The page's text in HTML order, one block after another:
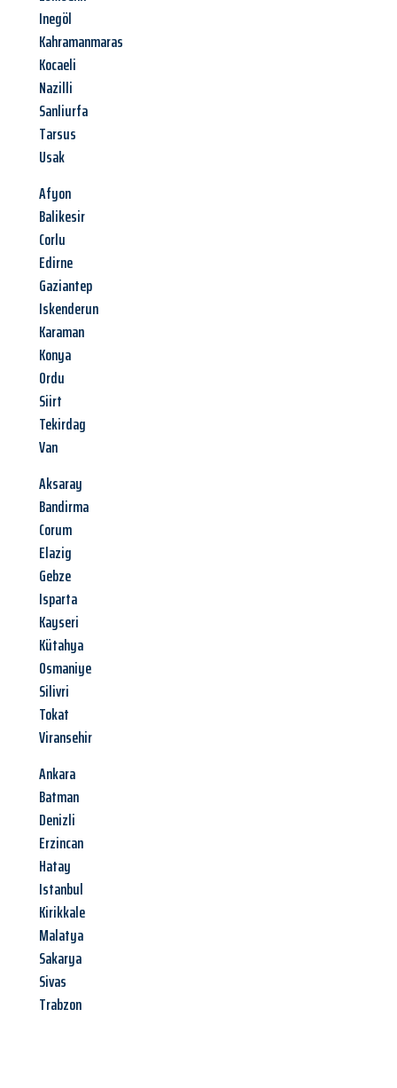
Inegöl
Kahramanmaras
Kocaeli
Nazilli
Sanliurfa
Tarsus
Usak
Afyon
Balikesir
Corlu
Edirne
Gaziantep
Iskenderun
Karaman
Konya
Ordu
Siirt
Tekirdag
Van
Aksaray
Bandirma
Corum
Elazig
Gebze
Isparta
Kayseri
Kütahya
Osmaniye
Silivri
Tokat
Viransehir
Ankara
Batman
Denizli
Erzincan
Hatay
Istanbul
Kirikkale
Malatya
Sakarya
Sivas
Trabzon